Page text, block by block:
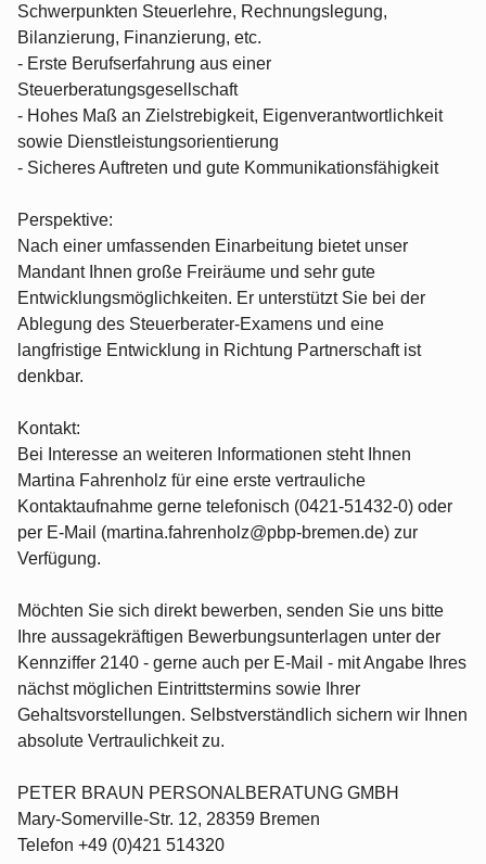
Schwerpunkten Steuerlehre, Rechnungslegung,
Bilanzierung, Finanzierung, etc.
- Erste Berufserfahrung aus einer
Steuerberatungsgesellschaft
- Hohes Maß an Zielstrebigkeit, Eigenverantwortlichkeit
sowie Dienstleistungsorientierung
- Sicheres Auftreten und gute Kommunikationsfähigkeit
Perspektive:
Nach einer umfassenden Einarbeitung bietet unser
Mandant Ihnen große Freiräume und sehr gute
Entwicklungsmöglichkeiten. Er unterstützt Sie bei der
Ablegung des Steuerberater-Examens und eine
langfristige Entwicklung in Richtung Partnerschaft ist
denkbar.
Kontakt:
Bei Interesse an weiteren Informationen steht Ihnen
Martina Fahrenholz für eine erste vertrauliche
Kontaktaufnahme gerne telefonisch (0421-51432-0) oder
per E-Mail (martina.fahrenholz@pbp-bremen.de) zur
Verfügung.
Möchten Sie sich direkt bewerben, senden Sie uns bitte
Ihre aussagekräftigen Bewerbungsunterlagen unter der
Kennziffer 2140 - gerne auch per E-Mail - mit Angabe Ihres
nächst möglichen Eintrittstermins sowie Ihrer
Gehaltsvorstellungen. Selbstverständlich sichern wir Ihnen
absolute Vertraulichkeit zu.
PETER BRAUN PERSONALBERATUNG GMBH
Mary-Somerville-Str. 12, 28359 Bremen
Telefon +49 (0)421 514320